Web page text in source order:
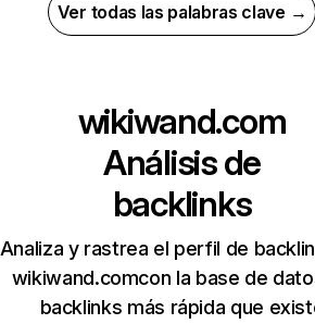
Ver todas las palabras clave →
wikiwand.com
Análisis de
backlinks
Analiza y rastrea el perfil de
wikiwand.comcon la base de
backlinks más rápida que